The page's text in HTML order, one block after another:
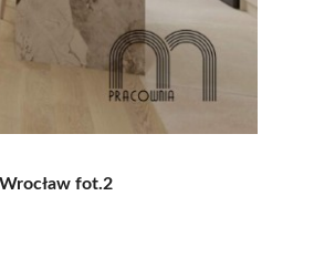
fot.2